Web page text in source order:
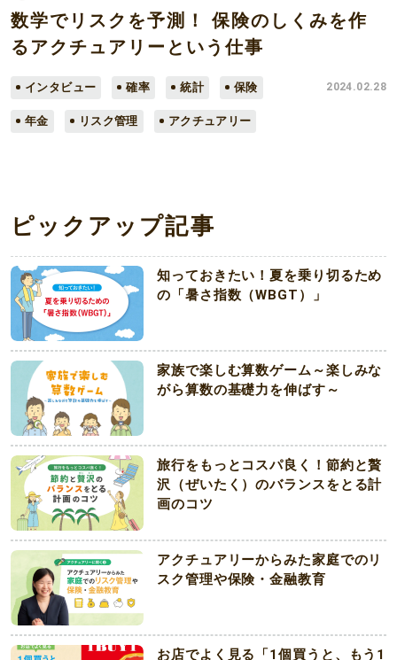
数学でリスクを予測！ 保険のしくみを作
るアクチュアリーという仕事
インタビュー 確率 統計 保険
年金 リスク管理 アクチュアリー
2024.02.28
ピックアップ記事
知っておきたい！夏を乗り切るため
の「暑さ指数（WBGT）」
家族で楽しむ算数ゲーム～楽しみな
がら算数の基礎力を伸ばす～
旅行をもっとコスパ良く！節約と贅
沢（ぜいたく）のバランスをとる計
画のコツ
アクチュアリーからみた家庭でのリ
スク管理や保険・金融教育
お店でよく見る「1個買うと、もう1